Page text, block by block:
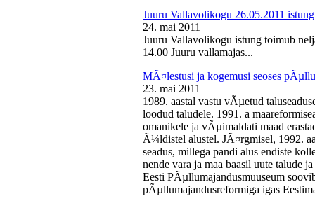
Juuru Vallavolikogu 26.05.2011 istung
24. mai 2011
Juuru Vallavolikogu istung toimub
14.00 Juuru vallamajas...
MÃ¤lestusi ja kogemusi seoses
23. mai 2011
1989. aastal vastu vÃµetud
loodud taludele. 1991. a
omanikele ja vÃµimaldati maad
Ã¼ldistel alustel. JÃ¤rgmisel, 1992.
seadus, millega pandi alus endiste
nende vara ja maa baasil uute talude
Eesti PÃµllumajandusmuuseum
pÃµllumajandusreformiga igas